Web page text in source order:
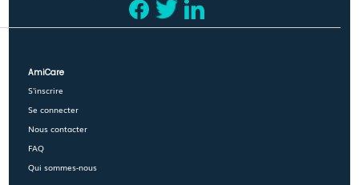
AmiCare
S'inscrire
Se connecter
Nous contacter
FAQ
Qui sommes-nous